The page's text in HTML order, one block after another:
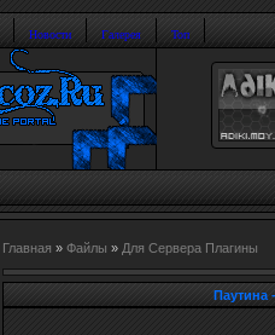
Новости Галерея Топ
Главная » Файлы » Для Сервера Плагины
Паутина